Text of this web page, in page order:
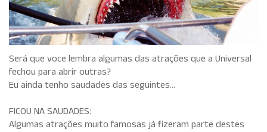
Será que voce lembra algumas das atrações que a Universal
fechou para abrir outras?
Eu ainda tenho saudades das seguintes…
FICOU NA SAUDADES:
Algumas atrações muito famosas já fizeram parte destes